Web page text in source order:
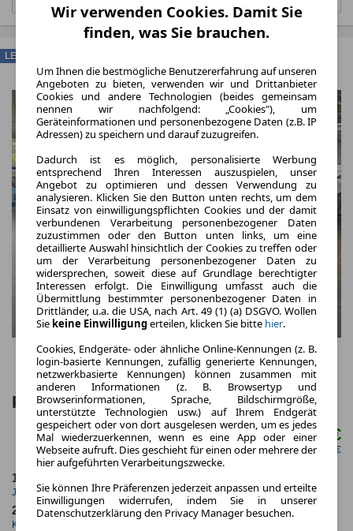
Porsche Boxster 718 Spyder RS
ab mtl. 2.499,00 €
netto mtl. 2.100,00 €
10.000,0 km
Jahrliche Fahrleistung Laufzeit
25 km
Kilometerstand
1.3
LEASING
Wir verwenden Cookies. Damit Sie
finden, was Sie brauchen.
Um Ihnen die bestmögliche Benutzererfahrung auf unseren
Angeboten zu bieten, verwenden wir und Drittanbieter
Cookies und andere Technologien (beides gemeinsam
nennen wir nachfolgend: „Cookies"), um
Geräteinformationen und personenbezogene Daten (z.B. IP
Adressen) zu speichern und darauf zuzugreifen.
Dadurch ist es möglich, personalisierte Werbung
entsprechend Ihren Interessen auszuspielen, unser
Angebot zu optimieren und dessen Verwendung zu
analysieren. Klicken Sie den Button unten rechts, um dem
Einsatz von einwilligungspflichten Cookies und der damit
verbundenen Verarbeitung personenbezogener Daten
zuzustimmen oder den Button unten links, um eine
detaillierte Auswahl hinsichtlich der Cookies zu treffen oder
um der Verarbeitung personenbezogener Daten zu
widersprechen, soweit diese auf Grundlage berechtigter
Interessen erfolgt. Die Einwilligung umfasst auch die
Übermittlung bestimmter personenbezogener Daten in
Drittländer, u.a. die USA, nach Art. 49 (1) (a) DSGVO. Wollen
Sie keine Einwilligungerteilen, klicken Sie bitte hier.
Cookies, Endgeräte- oder ähnliche Online-Kennungen (z. B.
login-basierte Kennungen, zufällig generierte Kennungen,
netzwerkbasierte Kennungen) können zusammen mit
anderen Informationen (z. B. Browsertyp und
Browserinformationen, Sprache, Bildschirmgröße,
unterstützte Technologien usw.) auf Ihrem Endgerät
gespeichert oder von dort ausgelesen werden, um es jedes
Mal wiederzuerkennen, wenn es eine App oder einer
Webseite aufruft. Dies geschieht für einen oder mehrere der
hier aufgeführten Verarbeitungszwecke.
Sie können Ihre Präferenzen jederzeit anpassen und erteilte
Einwilligungen widerrufen, indem Sie in unserer
Datenschutzerklärung den Privacy Manager besuchen.